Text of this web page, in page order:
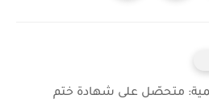
متحصّل على شهادة ختم